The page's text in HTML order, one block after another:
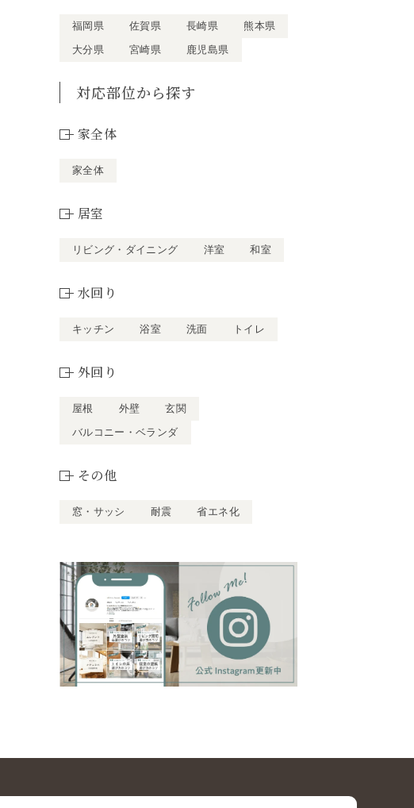
福岡県 佐賀県 長崎県
熊本県
大分県
宮崎県 鹿児島県
対応部位から探す
家全体
家全体
居室
リビング・ダイニング 洋室 和室
水回り
キッチン 浴室 洗面 トイレ
外回り
屋根 外壁
玄関
バルコニー・ベランダ
その他
窓・サッシ 耐震 省エネ化